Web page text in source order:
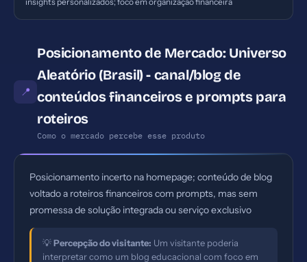
📍
Posicionamento de Mercado: Universo
Aleatório (Brasil) - canal/blog de
conteúdos financeiros e prompts para
roteiros
Como o mercado percebe esse produto
Posicionamento incerto na homepage; conteúdo de blog
voltado a roteiros financeiros com prompts, mas sem
promessa de solução integrada ou serviço exclusivo
💡Percepção do visitante: Um visitante poderia
interpretar como um blog educacional com foco em